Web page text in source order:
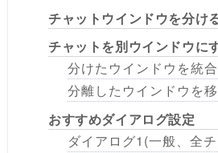
チャットウインドウを分け
チャットを別ウインドウに
分けたウインドウを統
分離したウインドウを
おすすめダイアログ設定
ダイアログ1(一般、全